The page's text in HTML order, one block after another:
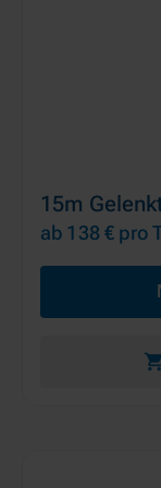
15m
ab 138 € pro